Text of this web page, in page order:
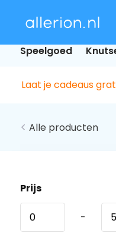
Speelgoed
Laat je cadeaus
Alle producten
Prijs
-